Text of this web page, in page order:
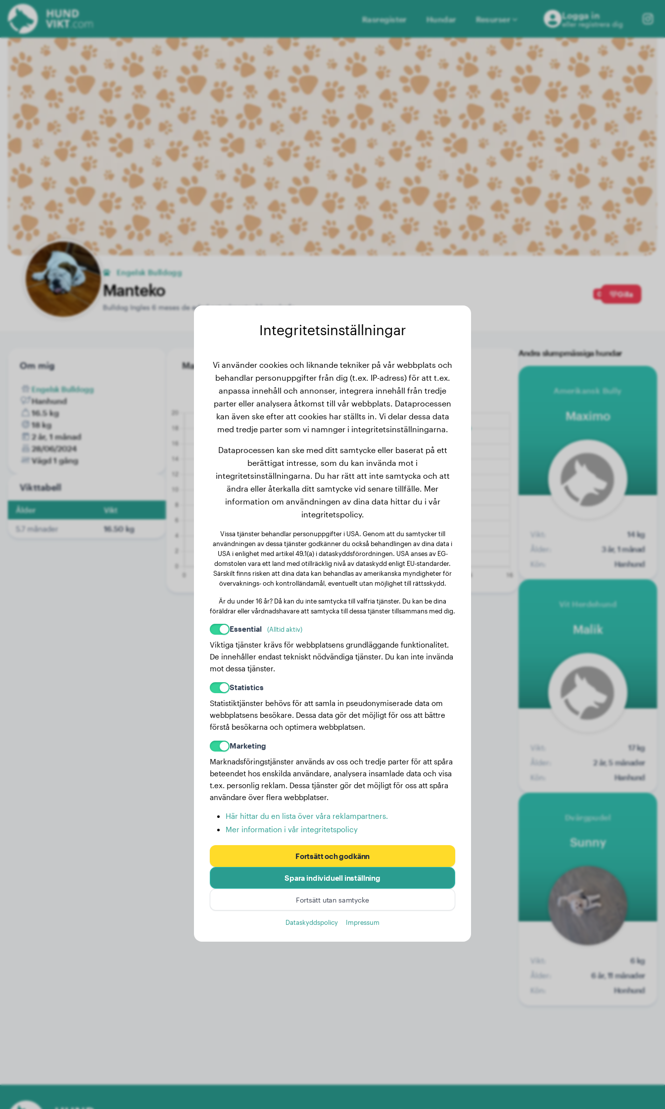
Rasregister Hundar Resurser Logga in
eller registrera dig
Engelsk Bulldogg
Manteko
Bulldog Ingles 6 meses de edad actualmente, blanco/cafe
0 Gilla
Om mig
Engelsk Bulldogg
Hanhund
16.5 kg
18 kg
2 år, 1 månad
28/06/2024
Vägd 1 gång
Vikttabell
Ålder Vikt
5.7 månader 16.50 kg
Manteko's vikthistorik
Andra slumpmässiga hundar
Amerikansk Bully
Maximo
Vikt:
14 kg
Ålder:
3 år, 1 månad
Kön:
Hanhund
Vit Herdehund
Malik
Vikt:
17 kg
Ålder:
2 år, 5 månader
Kön:
Hanhund
Dvärgpudel
Sunny
Vikt:
6 kg
Ålder:
6 år, 11 månader
Kön:
Honhund
Integritetsinställningar
Vi använder cookies och liknande tekniker på vår webbplats och
behandlar personuppgifter från dig (t.ex. IP-adress) för att t.ex.
anpassa innehåll och annonser, integrera innehåll från tredje
parter eller analysera åtkomst till vår webbplats. Dataprocessen
kan även ske efter att cookies har ställts in. Vi delar dessa data
med tredje parter som vi namnger i integritetsinställningarna.
Dataprocessen kan ske med ditt samtycke eller baserat på ett
berättigat intresse, som du kan invända mot i
integritetsinställningarna. Du har rätt att inte samtycka och att
ändra eller återkalla ditt samtycke vid senare tillfälle. Mer
information om användningen av dina data hittar du i vår
integritetspolicy.
Vissa tjänster behandlar personuppgifter i USA. Genom att du samtycker till
användningen av dessa tjänster godkänner du också behandlingen av dina data i
USA i enlighet med artikel 49.1(a) i dataskyddsförordningen. USA anses av EG-
domstolen vara ett land med otillräcklig nivå av dataskydd enligt EU-standarder.
Särskilt finns risken att dina data kan behandlas av amerikanska myndigheter för
övervaknings- och kontrolländamål, eventuellt utan möjlighet till rättsskydd.
Är du under 16 år? Då kan du inte samtycka till valfria tjänster. Du kan be dina
föräldrar eller vårdnadshavare att samtycka till dessa tjänster tillsammans med dig.
Essential (Alltid aktiv)
Viktiga tjänster krävs för webbplatsens grundläggande funktionalitet.
De innehåller endast tekniskt nödvändiga tjänster. Du kan inte invända
mot dessa tjänster.
Statistics
Statistiktjänster behövs för att samla in pseudonymiserade data om
webbplatsens besökare. Dessa data gör det möjligt för oss att bättre
förstå besökarna och optimera webbplatsen.
Marketing
Marknadsföringstjänster används av oss och tredje parter för att spåra
beteendet hos enskilda användare, analysera insamlade data och visa
t.ex. personlig reklam. Dessa tjänster gör det möjligt för oss att spåra
användare över flera webbplatser.
Här hittar du en lista över våra reklampartners.
Mer information i vår integritetspolicy
Fortsätt och godkänn
Spara individuell inställning
Fortsätt utan samtycke
Dataskyddspolicy Impressum